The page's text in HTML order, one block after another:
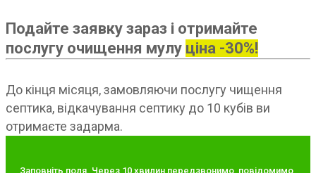
Подайте заявку зараз і отримайте
послугу очищення мулу ціна -30%!
До кінця місяця, замовляючи послугу чищення
септика, відкачування септику до 10 кубів ви
отримаєте задарма.
Заповніть поля. Через 10 хвилин передзвонимо, повідомимо